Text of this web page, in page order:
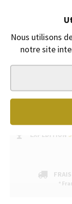
Nous utilisons
notre site
EXPÉDITION
*